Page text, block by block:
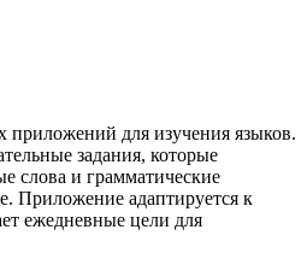
для изучения языков.
задания, которые
слова и грамматические
Приложение адаптируется к
ежедневные цели для